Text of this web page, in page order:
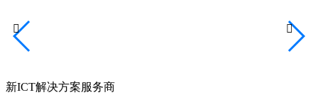
新ICT解决方案服务商
 